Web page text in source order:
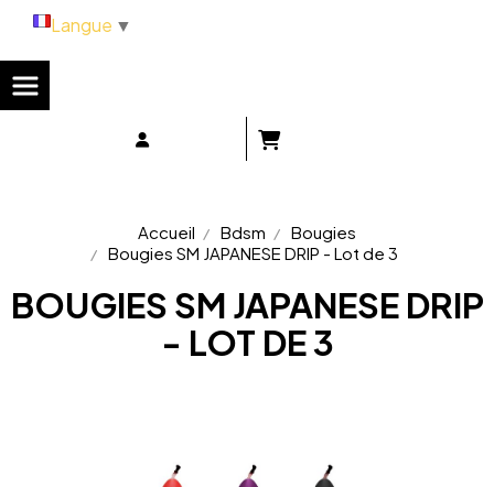
Accueil Bdsm
Bougies
Bougies SM JAPANESE DRIP - Lot de 3
BOUGIES SM JAPANESE DRIP
- LOT DE 3
Langue ▼